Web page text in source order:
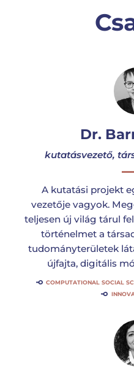
Dr.
kutatásvezető,
A kutatási projekt
vezetője vagyok.
teljesen új világ tárul
történelmet a
tudományterületek
újfajta, digitális
COMPUTATIONAL SOCIAL